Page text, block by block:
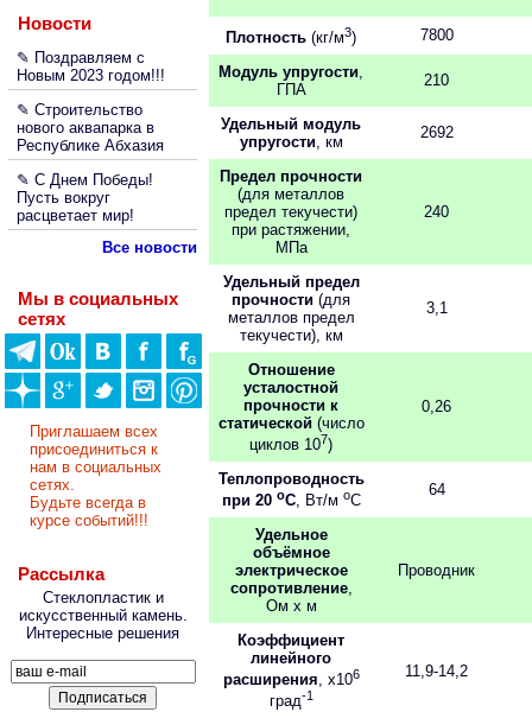
Новости
✎ Поздравляем с
Новым 2023 годом!!!
✎ Строительство
нового аквапарка в
Республике Абхазия
✎ С Днем Победы!
Пусть вокруг
расцветает мир!
Все новости
Мы в социальных
сетях
Приглашаем всех
присоединиться к
нам в социальных
сетях.
Будьте всегда в
курсе событий!!!
Рассылка
Стеклопластик и
искусственный камень.
Интересные решения
Плотность (кг/м3) 7800
Модуль упругости,
ГПА
210
Удельный модуль
упругости, км
2692
Предел прочности
(для металлов
предел текучести)
при растяжении,
МПа
240
Удельный предел
прочности (для
металлов предел
текучести), км
3,1
Отношение
усталостной
прочности к
статической(число
циклов 107)
0,26
Теплопроводность
при 20 oC, Вт/м oC
64
Удельное
объёмное
электрическое
сопротивление,
Ом x м
Проводник
Коэффициент
линейного
расширения, x106
град-1
11,9-14,2